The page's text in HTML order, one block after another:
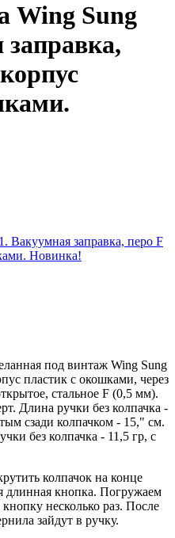
Wing Sung
под винтаж Wing Sung
пластик с окошками, через
стальное F (0,5 мм).
Длина ручки без колпачка -
сзади колпачком - 15," см.
без колпачка - 11,5 гр, с
колпачок на конце
длинная кнопка. Погружаем
несколько раз. После
зайдут в ручку.